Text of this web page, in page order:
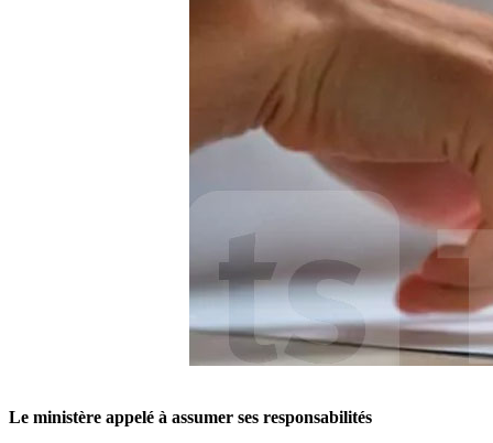
Le ministère appelé à assumer ses responsabilités